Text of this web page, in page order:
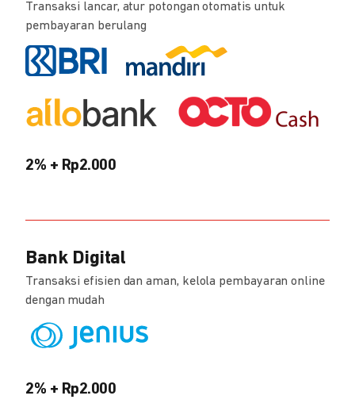
Transaksi lancar, atur potongan otomatis untuk
pembayaran berulang
2% + Rp2.000
Bank Digital
Transaksi efisien dan aman, kelola pembayaran online
dengan mudah
2% + Rp2.000